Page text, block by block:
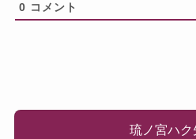
0 コメント
琉ノ宮ハク